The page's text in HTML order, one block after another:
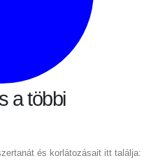
a többi
és korlátozásait itt találja: